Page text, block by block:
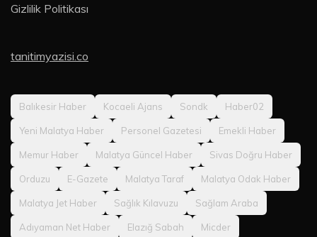
Gizlilik Politikası
tanitimyazisi.co
Balıkesir Haber Kocaeli Ajans Sondk Haber02
Yeni Malatya Haber Personel Gazetesi Emekli Haber
Memur Haber Malatya Güncel Haber Sivas Doğru Haber
Orduzu E-Gazete Malatya Taraf Malatya Odak Haber
Malatya Jet Haber Sağlık Kılavuzu Sağlam Araba
Adıyaman Net Haber Elazığ Sabah Micder